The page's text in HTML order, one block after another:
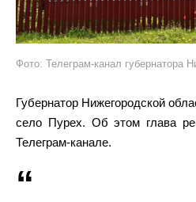
Фото: Телеграм-канал губернатора
Губернатор Нижегородской
село Пурех. Об этом глава
Телеграм-канале.